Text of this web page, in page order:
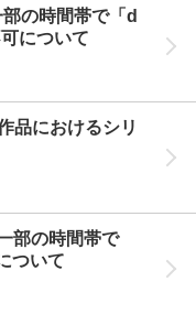
の時間帯で「d
について
品におけるシリ
部の時間帯で
ついて